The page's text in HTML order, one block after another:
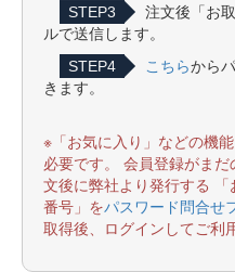
STEP3
注文後「お
ルで送信します。
STEP4
こちらから
きます。
※「お気に入り」などの機
必要です。 会員登録がま
文後に弊社より発行する
番号」をパスワード問合せ
取得後、ログインしてご利